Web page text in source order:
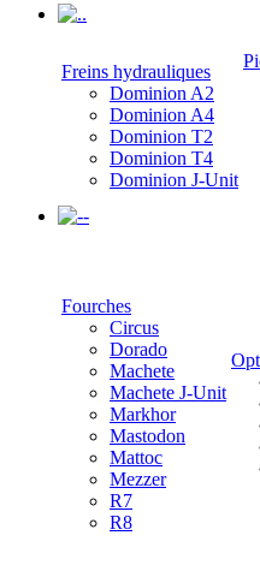
.
Freins hydrauliques
Dominion A2
Dominion A4
Dominion T2
Dominion T4
Dominion J-Unit
-
Fourches
Circus
Dorado
Machete
Machete J-Unit
Markhor
Mastodon
Mattoc
Mezzer
R7
R8